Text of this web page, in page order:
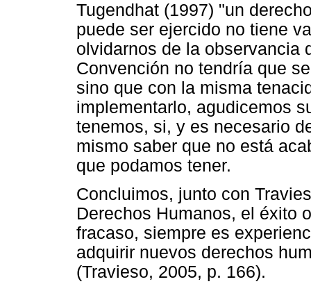
Tugendhat (1997) "un
puede ser ejercido no tiene
olvidarnos de la observancia
Convención no tendría que
sino que con la misma
implementarlo, agudicemos
tenemos, si, y es necesario
mismo saber que no está
que podamos tener.
Concluimos, junto con
Derechos Humanos, el éxito
fracaso, siempre es
adquirir nuevos derechos
(Travieso, 2005, p. 166).